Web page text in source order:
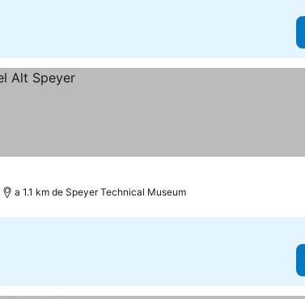
a 1.1 km de Speyer Technical Museum